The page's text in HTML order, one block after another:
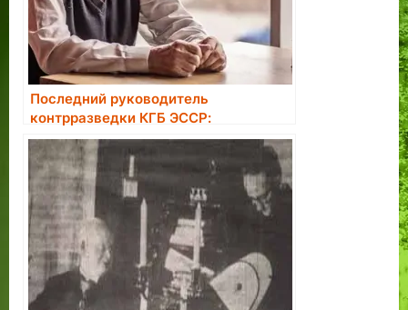
Последний руководитель
контрразведки КГБ ЭССР:
большинство завербованных в
агенты считали это большой честью